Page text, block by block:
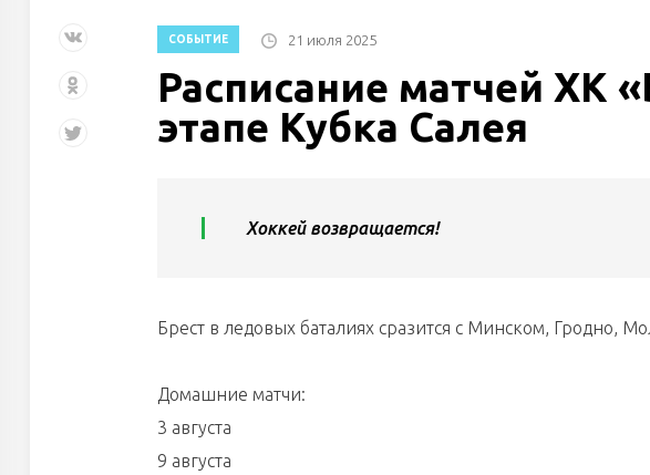
СОБЫТИЕ 21 июля 2025
Расписание матчей ХК
этапе Кубка Салея
Хоккей возвращается!
Брест в ледовых баталиях сразится с Минском, Гродно,
Домашние матчи:
3 августа
9 августа